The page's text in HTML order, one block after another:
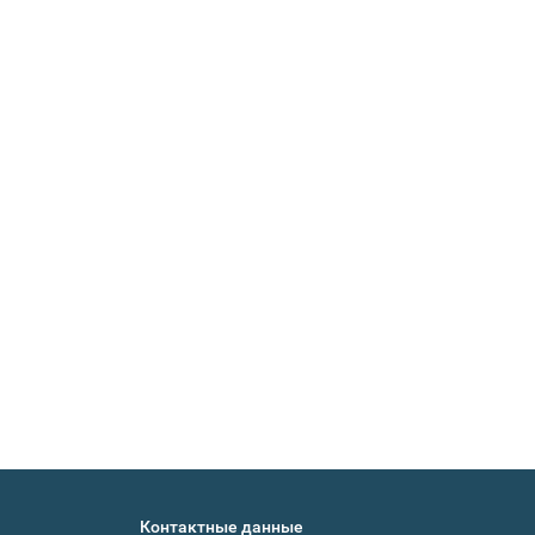
Контактные данные